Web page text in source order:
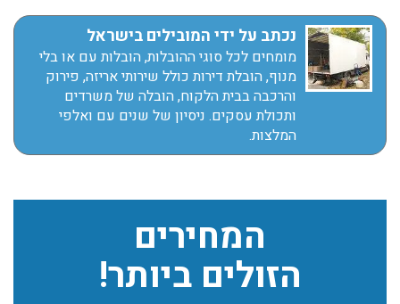
המחירים
הזולים ביותר!
נכתב על ידי המובילים בישראל
מומחים לכל סוגי ההובלות, הובלות עם או בלי
מנוף, הובלת דירות כולל שירותי אריזה, פירוק
והרכבה בבית הלקוח, הובלה של משרדים
ותכולת עסקים. ניסיון של שנים עם ואלפי
המלצות.